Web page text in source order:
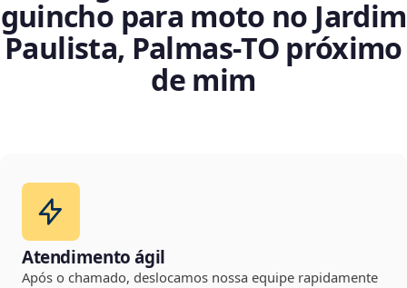
guincho para moto no Jardim
Paulista, Palmas‑TO próximo
de mim
Atendimento ágil
Após o chamado, deslocamos nossa equipe rapidamente